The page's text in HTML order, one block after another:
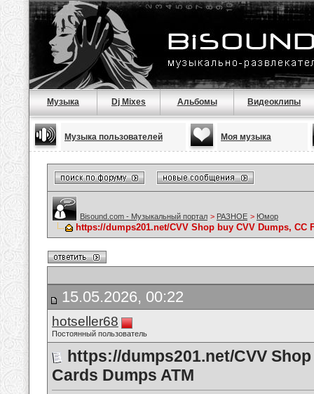
Музыка Dj Mixes Альбомы Видеоклипы
Музыка пользователей Моя музыка
Bisound.com - Музыкальный портал > РАЗНОЕ > Юмор
https://dumps201.net/CVV Shop buy CVV Dumps, CC
15.05.2026, 00:22
hotseller68
Постоянный пользователь
https://dumps201.net/CVV
Cards Dumps ATM